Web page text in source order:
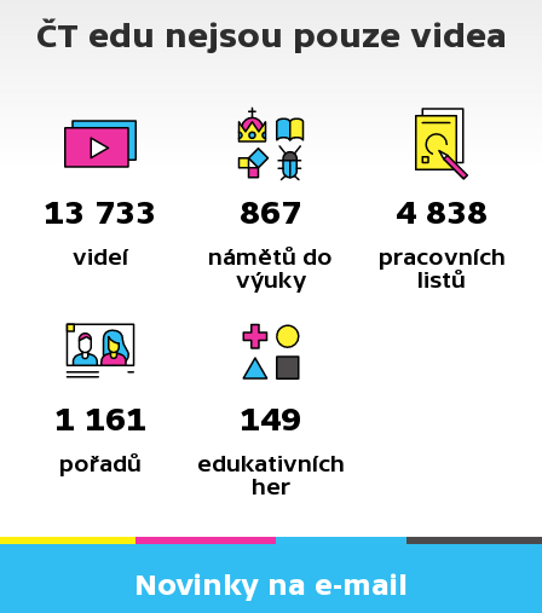
ČT edu nejsou pouze videa
13 733
videí
867
námětů do
výuky
4 838
pracovních
listů
1 161
pořadů
149
edukativních
her
Novinky na e-mail